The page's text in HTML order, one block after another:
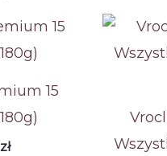
15
zł